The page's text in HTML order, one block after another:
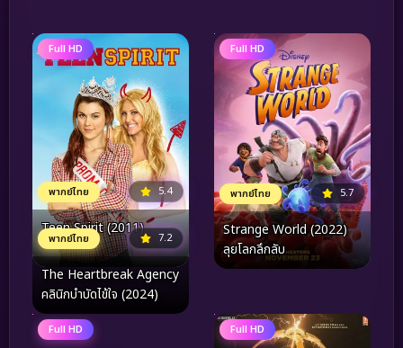
Full HD
พากย์ไทย 5.4
Teen Spirit (2011)
Full HD
พากย์ไทย 5.7
Strange World (2022)
ลุยโลกลึกลับ
Full HD
พากย์ไทย 7.2
The Heartbreak Agency
คลินิกบำบัดไข้ใจ (2024)
Full HD